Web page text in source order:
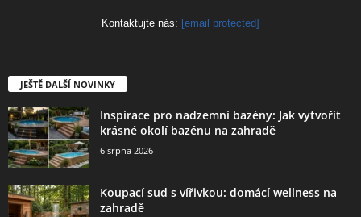
Kontaktujte nás: [email protected]
JEŠTĚ DALŠÍ NOVINKY
Inspirace pro nadzemní bazény: Jak vytvořit
krásné okolí bazénu na zahradě
6 srpna 2026
Koupací sud s vířivkou: domácí wellness na
zahradě